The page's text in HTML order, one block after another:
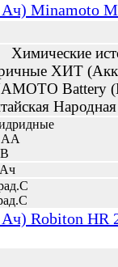
Ач) Minamoto
Химические
ХИТ
Battery
AA
Robiton HR